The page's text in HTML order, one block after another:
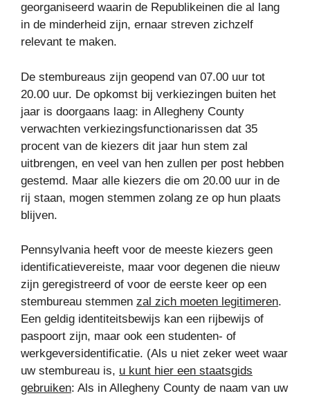
georganiseerd waarin de Republikeinen die al lang
in de minderheid zijn, ernaar streven zichzelf
relevant te maken.
De stembureaus zijn geopend van 07.00 uur tot
20.00 uur. De opkomst bij verkiezingen buiten het
jaar is doorgaans laag: in Allegheny County
verwachten verkiezingsfunctionarissen dat 35
procent van de kiezers dit jaar hun stem zal
uitbrengen, en veel van hen zullen per post hebben
gestemd. Maar alle kiezers die om 20.00 uur in de
rij staan, mogen stemmen zolang ze op hun plaats
blijven.
Pennsylvania heeft voor de meeste kiezers geen
identificatievereiste, maar voor degenen die nieuw
zijn geregistreerd of voor de eerste keer op een
stembureau stemmen zal zich moeten legitimeren.
Een geldig identiteitsbewijs kan een rijbewijs of
paspoort zijn, maar ook een studenten- of
werkgeversidentificatie. (Als u niet zeker weet waar
uw stembureau is, u kunt hier een staatsgids
gebruiken: Als in Allegheny County de naam van uw